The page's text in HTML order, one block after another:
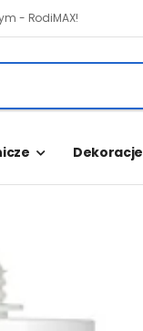
- RodiMAX!
Dekoracje